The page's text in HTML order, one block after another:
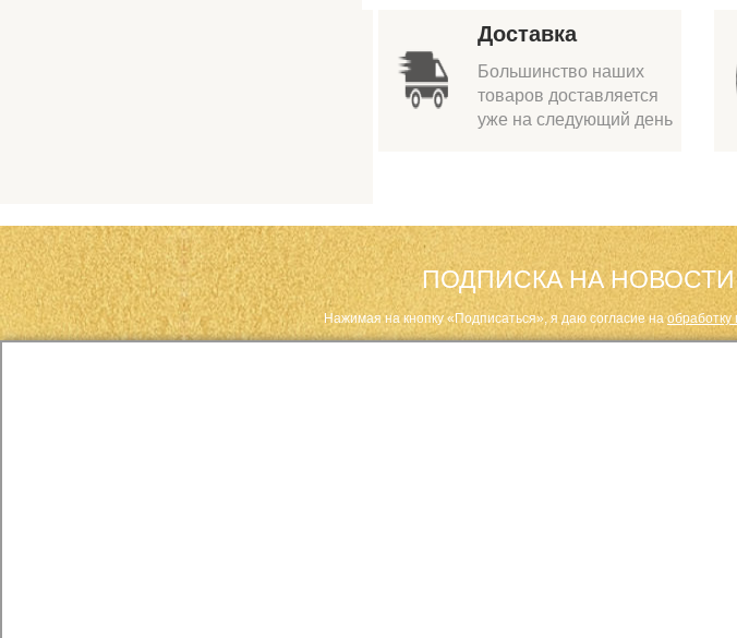
Доставка
Большинство наших
товаров доставляется
уже на следующий день
ПОДПИСКА НА
Нажимая на кнопку «Подписаться», я даю cогласие на